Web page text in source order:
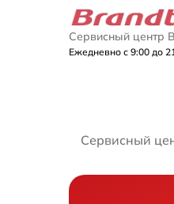
Сервисный центр
Ежедневно с 9:00 до
Сервисный